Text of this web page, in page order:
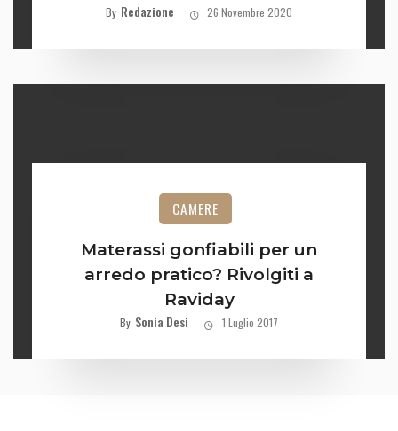
By Redazione 26 Novembre 2020
CAMERE
Materassi gonfiabili per un
arredo pratico? Rivolgiti a
Raviday
By Sonia Desi 1 Luglio 2017